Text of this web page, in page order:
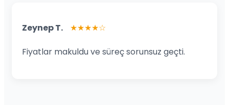
Zeynep T. ★★★★☆
Fiyatlar makuldu ve süreç sorunsuz geçti.